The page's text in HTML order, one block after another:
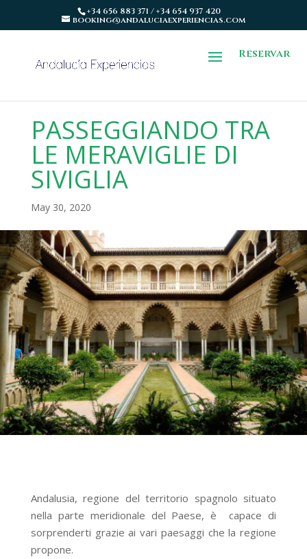
+34 656 883 371 / +34 654 937 420
booking@andaluciaexperiencias.com
Reservar
PASSEGGIANDO TRA
LE MERAVIGLIE DI
SIVIGLIA
May 30, 2020
Andalusia, regione del territorio spagnolo situato
nella parte meridionale del Paese, è capace di
sorprenderti grazie ai vari paesaggi che la regione
propone.